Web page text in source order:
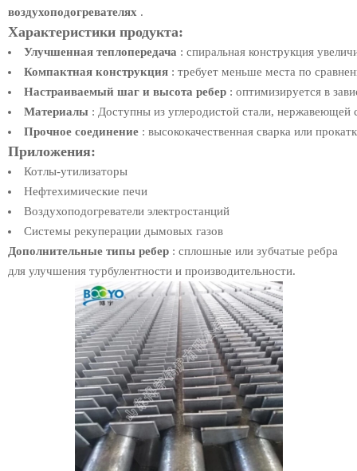
воздухоподогревателях .
Характеристики продукта:
Улучшенная теплопередача : спиральная конструкция
Компактная конструкция : требует меньше места по
Настраиваемый шаг и высота ребер : оптимизируется в
Материалы : Доступны из углеродистой стали, нержавеющей
Прочное соединение : высококачественная сварка или
Приложения:
Котлы-утилизаторы
Нефтехимические печи
Воздухоподогреватели электростанций
Системы рекуперации дымовых газов
Дополнительные типы ребер : сплошные или зубчатые ребра
для улучшения турбулентности и производительности.